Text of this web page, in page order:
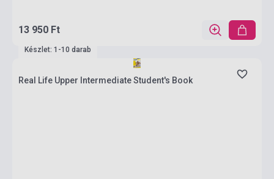
13 950 Ft
Készlet: 1-10 darab
Real Life Upper Intermediate Student's Book